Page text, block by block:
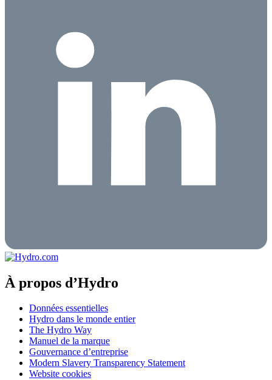
À propos d’Hydro
Données essentielles
Hydro dans le monde entier
The Hydro Way
Manuel de la marque
Gouvernance d’entreprise
Modern Slavery Transparency Statement
Website cookies